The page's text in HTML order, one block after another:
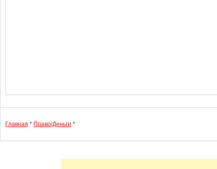
Главная * Право/Деньги *